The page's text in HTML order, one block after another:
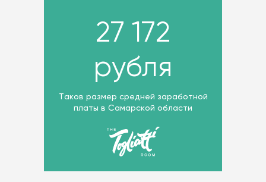
27 172
рубля
Таков размер средней заработной
платы в Самарской области